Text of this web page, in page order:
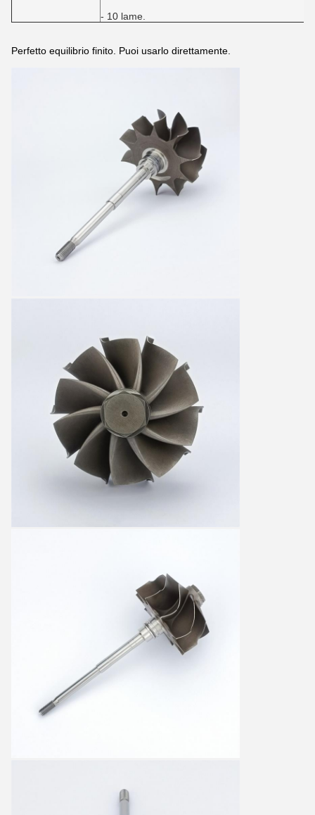
- 10 lame.
Perfetto equilibrio finito. Puoi usarlo direttamente.